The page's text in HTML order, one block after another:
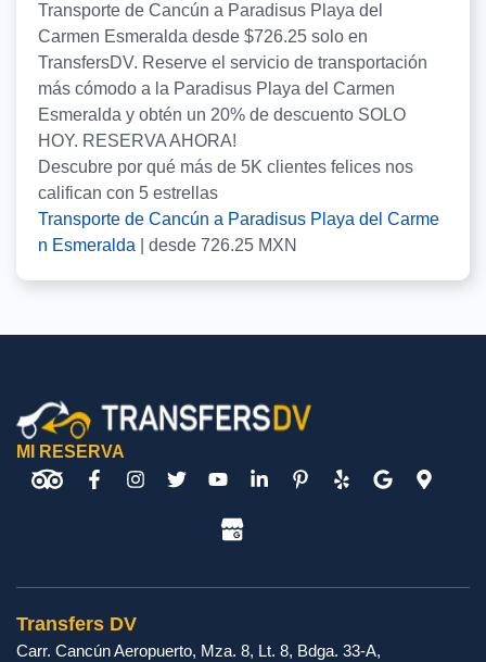
Transporte de Cancún a Paradisus Playa del
Carmen Esmeralda desde $726.25 solo en
TransfersDV. Reserve el servicio de transportación
más cómodo a la Paradisus Playa del Carmen
Esmeralda y obtén un 20% de descuento SOLO
HOY. RESERVA AHORA!
Descubre por qué más de 5K clientes felices nos
califican con 5 estrellas
Transporte de Cancún a Paradisus Playa del Carme
n Esmeralda
desde 726.25 MXN
MI RESERVA
Transfers DV
Carr. Cancún Aeropuerto, Mza. 8, Lt. 8, Bdga. 33-A,